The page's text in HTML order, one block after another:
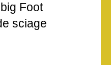
Foot
sciage